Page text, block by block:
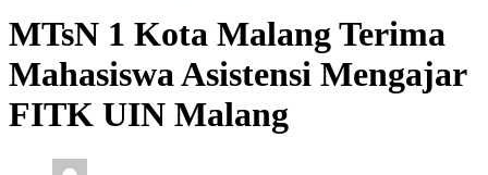
MTsN 1 Kota Malang Terima
Mahasiswa Asistensi Mengajar
FITK UIN Malang